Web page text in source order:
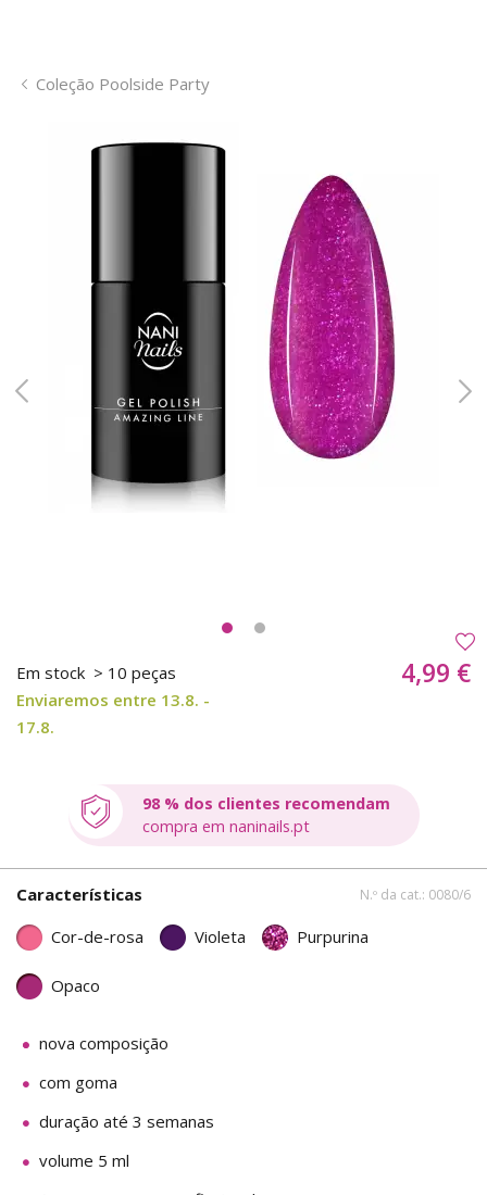
Coleção Poolside Party
Em stock > 10 peças
Enviaremos entre 13.8. -
17.8.
4,99 €
98 % dos clientes recomendam
compra em naninails.pt
Características N.º da cat.: 0080/6
Cor-de-rosa Violeta Purpurina
Opaco
nova composição
com goma
duração até 3 semanas
volume 5 ml